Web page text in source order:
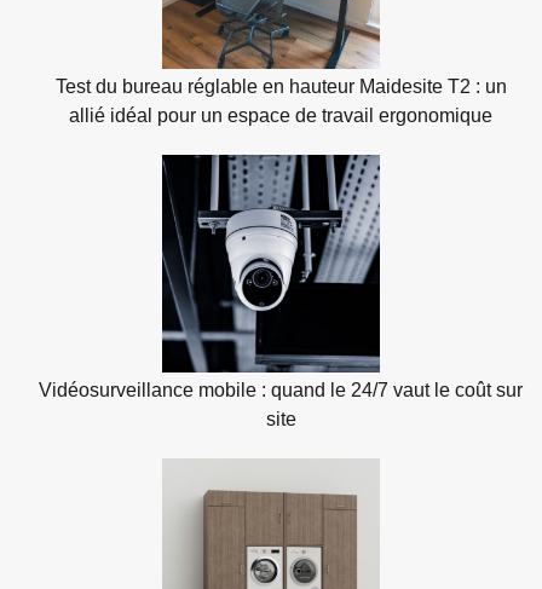
Test du bureau réglable en hauteur Maidesite T2 : un
allié idéal pour un espace de travail ergonomique
Vidéosurveillance mobile : quand le 24/7 vaut le coût sur
site